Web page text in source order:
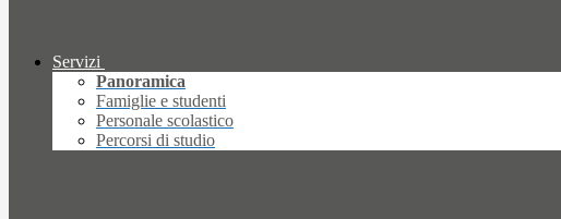
Servizi
Panoramica
Famiglie e studenti
Personale scolastico
Percorsi di studio